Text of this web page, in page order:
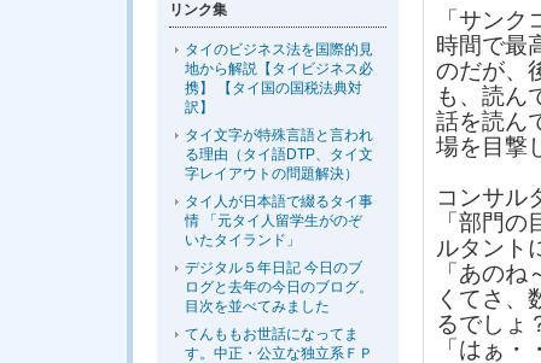
「サン
時間で最
のだが、
も、読ん
話を読ん
場を目撃
コンサル
「部門
ルタント
「あの
くてさ、
るでしょ
「はぁ・
リンク集
タイのビジネス法を国際的見
地から解説【タイビジネス必
携】 【タイ国の国税法典対
訳】
タイ文字が特殊言語と言われ
る理由（タイ語DTP、タイ文
字レイアウトの問題解決）
タイ人が日本語で綴るタイ事
情 「元タイ人留学生がのぞ
いたタイランド」
デジタル５年日記 今日のブ
ログと去年の今日のブログ。
目次を並べてみました
てんももお世話になってま
す。中正・公立な独立系ＦＰ